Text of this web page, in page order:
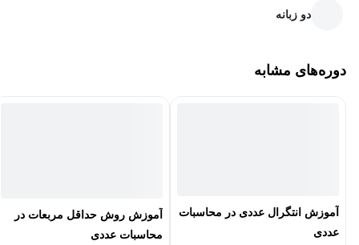
دو زبانه
دوره‌های مشابه
آموزش انتگرال عددی در محاسبات
عددی
آموزش روش حداقل مربعات در
محاسبات عددی